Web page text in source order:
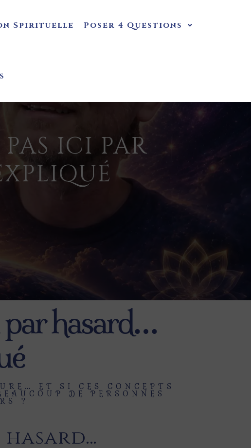
Spirituelle Poser 4 Questions
PAS ICI PAR
par hasard…
ET SI CES CONCEPTS
DE PERSONNES
?
hasard…